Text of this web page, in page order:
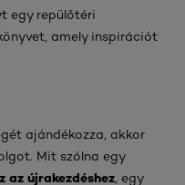
egy repülőtéri
amely inspirációt
ajándékozza, akkor
Mit szólna egy
újrakezdéshez , egy